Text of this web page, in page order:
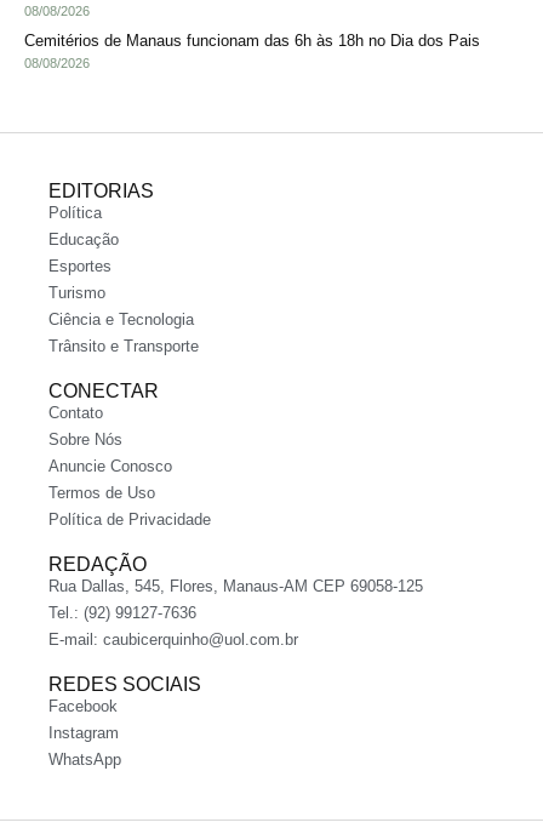
08/08/2026
Cemitérios de Manaus funcionam das 6h às 18h no Dia dos Pais
08/08/2026
EDITORIAS
Política
Educação
Esportes
Turismo
Ciência e Tecnologia
Trânsito e Transporte
CONECTAR
Contato
Sobre Nós
Anuncie Conosco
Termos de Uso
Política de Privacidade
REDAÇÃO
Rua Dallas, 545, Flores, Manaus-AM CEP 69058-125
Tel.: (92) 99127-7636
E-mail: caubicerquinho@uol.com.br
REDES SOCIAIS
Facebook
Instagram
WhatsApp